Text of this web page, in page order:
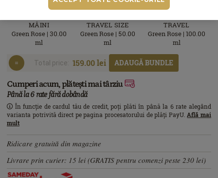
MÂINI
Green Rose | 30.00
ml
TRAVEL SIZE
Green Rose | 50.00
ml
TRAVEL
Green Rose | 100.00
ml
Total price: 159.00 lei ADAUGĂ BUNDLE
Cumperi acum, plătești mai târziu
Până la 6 rate fără dobândă
În funcție de cardul tău de credit, poți plăti în până la 6 rate alegând
varianta potrivită direct pe pagina procesatorului de plăți PayU.Află mai
mult
Ridicare gratuită din magazine
Livrare prin curier: 15 lei (GRATIS pentru comenzi peste 230 lei)